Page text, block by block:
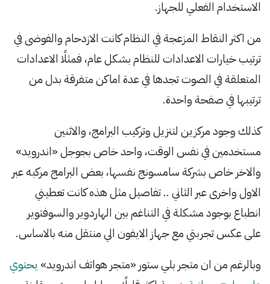
الاستخدام الفعلي للجهاز.
من اكثر النقاط المزعجة في النظام كانت الازدحام والفوضى في
ترتيب خيارات الاعدادات للنظام بشكل عام، فمثلًا الاعدادات
المتعلقة في الصوت تجدها في عدة اماكن متفرقة بدل من
ترتيبها في صفحة واحدة.
كذلك وجود مركزين لتنزيل وتركيب البرامج، والاثنين
مستخدمين في نفس الوقت، واحد خاص بجوجل «اندرويد»
والاخر خاص بشركة سامسونج نفسها، بعض البرامج مركبه عبر
الاول واخرى عبر الثاني .. تفاصيل مثل هذه كانت تعطيني
انطباع بوجود مشكلة في التناغم بين الهاردوير والسوفتوير
على عكس تجربتي مع جهاز الايفون الي منتقل منه بالاساس.
وبالرغم من ان متجر بلي ستور «متجر هواتف اندرويد» يحتوي